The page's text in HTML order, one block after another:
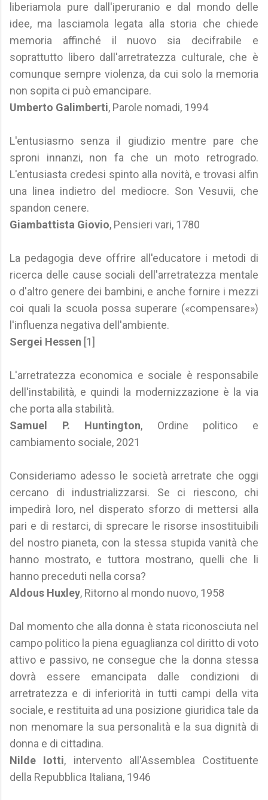
liberiamola pure dall'iperuranio e dal mondo delle
idee, ma lasciamola legata alla storia che chiede
memoria affinché il nuovo sia decifrabile e
soprattutto libero dall'arretratezza culturale, che è
comunque sempre violenza, da cui solo la memoria
non sopita ci può emancipare.
Umberto Galimberti, Parole nomadi, 1994
L'entusiasmo senza il giudizio mentre pare che
sproni innanzi, non fa che un moto retrogrado.
L'entusiasta credesi spinto alla novità, e trovasi alfin
una linea indietro del mediocre. Son Vesuvii, che
spandon cenere.
Giambattista Giovio, Pensieri vari, 1780
La pedagogia deve offrire all'educatore i metodi di
ricerca delle cause sociali dell'arretratezza mentale
o d'altro genere dei bambini, e anche fornire i mezzi
coi quali la scuola possa superare («compensare»)
l'influenza negativa dell'ambiente.
Sergei Hessen [1]
L'arretratezza economica e sociale è responsabile
dell'instabilità, e quindi la modernizzazione è la via
che porta alla stabilità.
Samuel P. Huntington, Ordine politico e
cambiamento sociale, 2021
Consideriamo adesso le società arretrate che oggi
cercano di industrializzarsi. Se ci riescono, chi
impedirà loro, nel disperato sforzo di mettersi alla
pari e di restarci, di sprecare le risorse insostituibili
del nostro pianeta, con la stessa stupida vanità che
hanno mostrato, e tuttora mostrano, quelli che li
hanno preceduti nella corsa?
Aldous Huxley, Ritorno al mondo nuovo, 1958
Dal momento che alla donna è stata riconosciuta nel
campo politico la piena eguaglianza col diritto di voto
attivo e passivo, ne consegue che la donna stessa
dovrà essere emancipata dalle condizioni di
arretratezza e di inferiorità in tutti campi della vita
sociale, e restituita ad una posizione giuridica tale da
non menomare la sua personalità e la sua dignità di
donna e di cittadina.
Nilde Iotti, intervento all'Assemblea Costituente
della Repubblica Italiana, 1946